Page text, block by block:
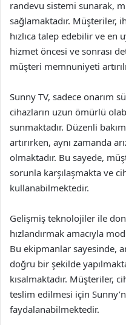
randevu sistemi sunarak,
sağlamaktadır. Müşteriler,
hızlıca talep edebilir ve en
hizmet öncesi ve sonrası
müşteri memnuniyeti
Sunny TV, sadece onarım
cihazların uzun ömürlü
sunmaktadır. Düzenli
artırırken, aynı zamanda
olmaktadır. Bu sayede,
sorunla karşılaşmakta ve
kullanabilmektedir.
Gelişmiş teknolojiler ile
hızlandırmak amacıyla
Bu ekipmanlar sayesinde,
doğru bir şekilde
kısalmaktadır. Müşteriler,
teslim edilmesi için
faydalanabilmektedir.